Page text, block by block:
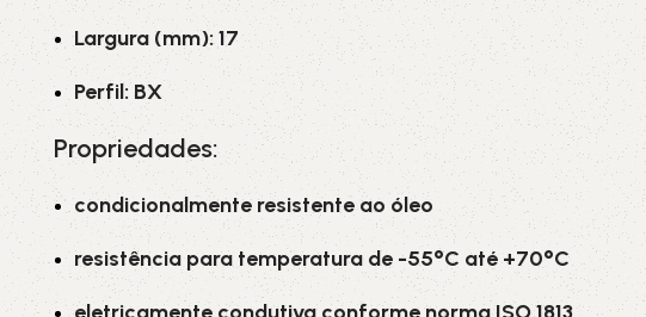
Largura (mm): 17
Perfil: BX
Propriedades:
condicionalmente resistente ao óleo
resistência para temperatura de -55°C até +70°C